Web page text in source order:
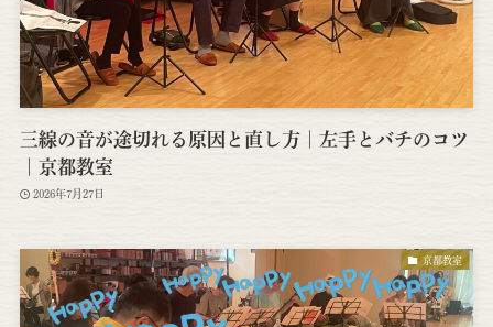
三線の音が途切れる原因と直し方｜左手とバチのコツ
｜京都教室
2026年7月27日
京都教室